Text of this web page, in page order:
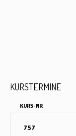
KURSTERMINE
KURS-NR
757